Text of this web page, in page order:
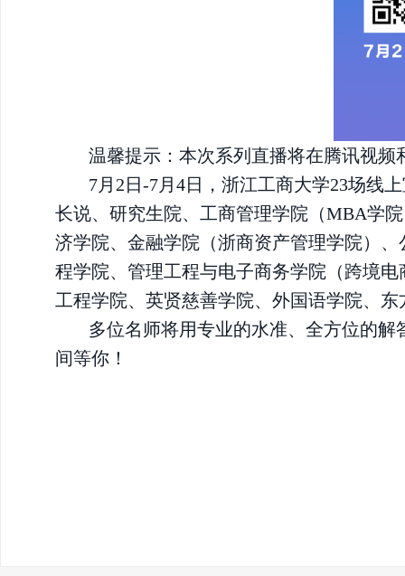
温馨提示：本次系列直播将在腾讯视
7月2日-7月4日，浙江工商大学23场线
长说、研究生院、工商管理学院（MBA学
济学院、金融学院（浙商资产管理学院）
程学院、管理工程与电子商务学院（跨境
工程学院、英贤慈善学院、外国语学院、
多位名师将用专业的水准、全方位的
间等你！